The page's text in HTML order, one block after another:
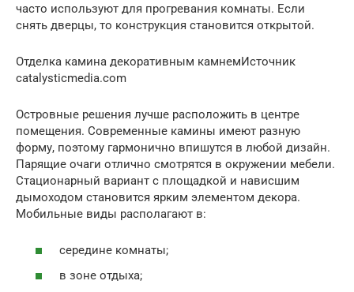
часто используют для прогревания комнаты. Если
снять дверцы, то конструкция становится открытой.
Отделка камина декоративным камнемИсточник
catalysticmedia.com
Островные решения лучше расположить в центре
помещения. Современные камины имеют разную
форму, поэтому гармонично впишутся в любой дизайн.
Парящие очаги отлично смотрятся в окружении мебели.
Стационарный вариант с площадкой и нависшим
дымоходом становится ярким элементом декора.
Мобильные виды располагают в:
середине комнаты;
в зоне отдыха;